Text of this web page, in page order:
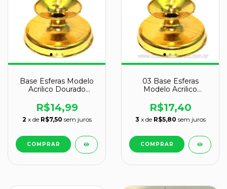
Base Esferas Modelo
Acrilico Dourado
R$14,99
2 x de R$7,50 sem juros
03 Base Esferas
Modelo Acrilico
150 a 900gr
R$17,40
3 x de R$5,80 sem juros